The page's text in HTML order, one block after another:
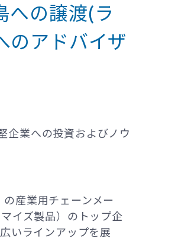
Kingdom
への譲渡(ラ
のアドバイザ
企業への投資およびノウ
産業用チェーンメー
イズ製品）のトップ企
いラインアップを展